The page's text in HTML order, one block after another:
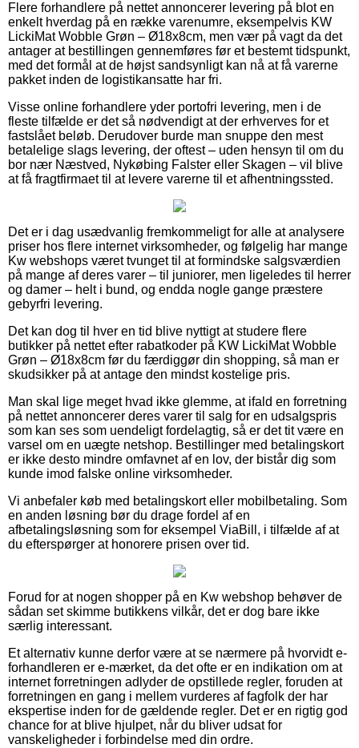
Flere forhandlere på nettet annoncerer levering på blot en
enkelt hverdag på en række varenumre, eksempelvis KW
LickiMat Wobble Grøn – Ø18x8cm, men vær på vagt da det
antager at bestillingen gennemføres før et bestemt tidspunkt,
med det formål at de højst sandsynligt kan nå at få varerne
pakket inden de logistikansatte har fri.
Visse online forhandlere yder portofri levering, men i de
fleste tilfælde er det så nødvendigt at der erhverves for et
fastslået beløb. Derudover burde man snuppe den mest
betalelige slags levering, der oftest – uden hensyn til om du
bor nær Næstved, Nykøbing Falster eller Skagen – vil blive
at få fragtfirmaet til at levere varerne til et afhentningssted.
Det er i dag usædvanlig fremkommeligt for alle at analysere
priser hos flere internet virksomheder, og følgelig har mange
Kw webshops været tvunget til at formindske salgsværdien
på mange af deres varer – til juniorer, men ligeledes til herrer
og damer – helt i bund, og endda nogle gange præstere
gebyrfri levering.
Det kan dog til hver en tid blive nyttigt at studere flere
butikker på nettet efter rabatkoder på KW LickiMat Wobble
Grøn – Ø18x8cm før du færdiggør din shopping, så man er
skudsikker på at antage den mindst kostelige pris.
Man skal lige meget hvad ikke glemme, at ifald en forretning
på nettet annoncerer deres varer til salg for en udsalgspris
som kan ses som uendeligt fordelagtig, så er det tit være en
varsel om en uægte netshop. Bestillinger med betalingskort
er ikke desto mindre omfavnet af en lov, der bistår dig som
kunde imod falske online virksomheder.
Vi anbefaler køb med betalingskort eller mobilbetaling. Som
en anden løsning bør du drage fordel af en
afbetalingsløsning som for eksempel ViaBill, i tilfælde af at
du efterspørger at honorere prisen over tid.
Forud for at nogen shopper på en Kw webshop behøver de
sådan set skimme butikkens vilkår, det er dog bare ikke
særlig interessant.
Et alternativ kunne derfor være at se nærmere på hvorvidt e-
forhandleren er e-mærket, da det ofte er en indikation om at
internet forretningen adlyder de opstillede regler, foruden at
forretningen en gang i mellem vurderes af fagfolk der har
ekspertise inden for de gældende regler. Det er en rigtig god
chance for at blive hjulpet, når du bliver udsat for
vanskeligheder i forbindelse med din ordre.